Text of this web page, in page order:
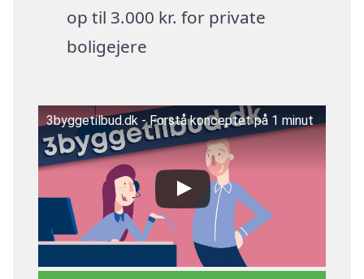
op til 3.000 kr. for private
boligejere
3byggetilbud.dk - Forstå konceptet på 1 minut